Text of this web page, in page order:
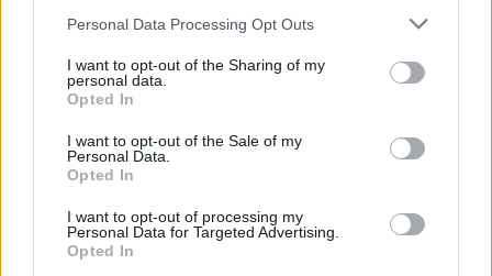
Please note that this website/app uses one or more Google
not limited to your visit or usage behaviour. You may click to
grant or deny consent to Google and its third-party tags to
use your data for below specified purposes in below Google
consent section.
Personal Data Processing Opt Outs
I want to opt-out of the Sharing of my
personal data.
Opted In
I want to opt-out of the Sale of my
Personal Data.
Opted In
I want to opt-out of processing my
Personal Data for Targeted Advertising.
Opted In
Διαβάστε περισσότερα